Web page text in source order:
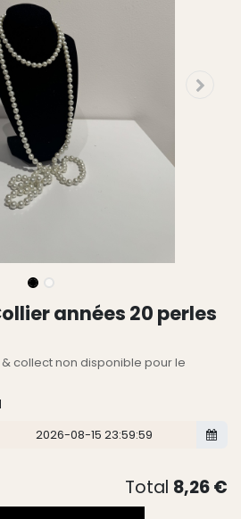
années 20 perles
collect non disponible pour le
Total 8,26€